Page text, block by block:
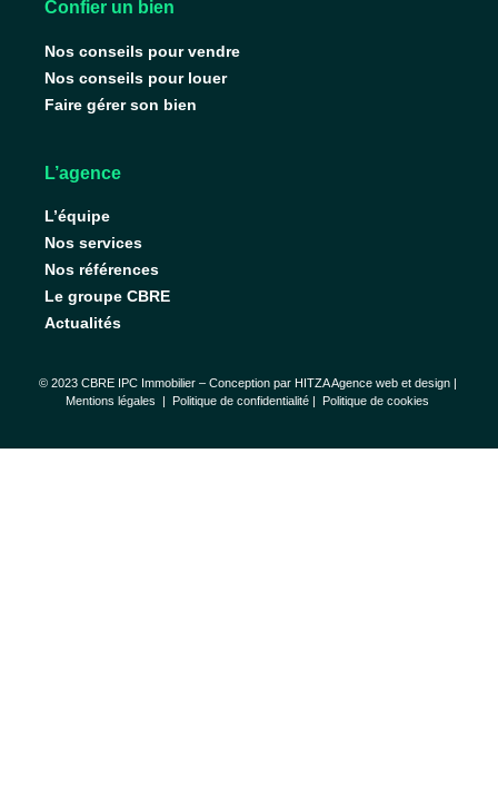
Confier un bien
Nos conseils pour vendre
Nos conseils pour louer
Faire gérer son bien
L’agence
L’équipe
Nos services
Nos références
Le groupe CBRE
Actualités
© 2023 CBRE IPC Immobilier – Conception par HITZA Agence web et design|
Mentions légales
Politique de confidentialité | Politique de cookies